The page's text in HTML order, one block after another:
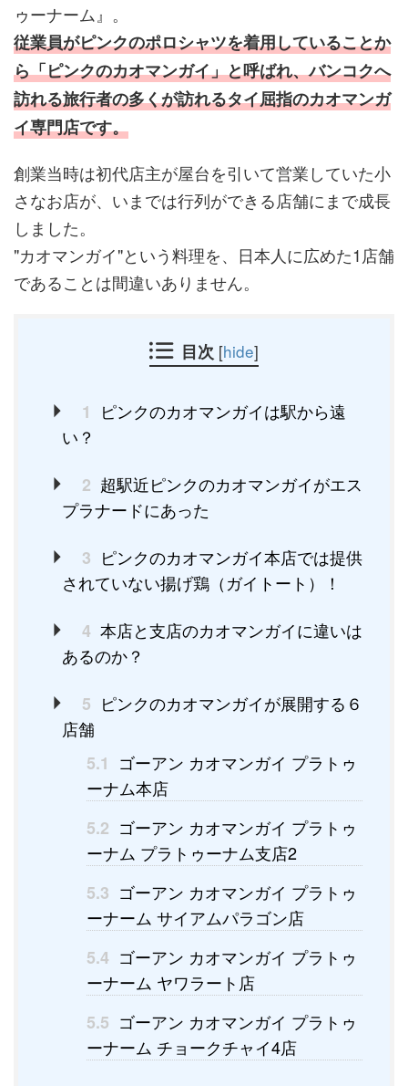
ゥーナーム』。
従業員がピンクのポロシャツを着用していることか
ら「ピンクのカオマンガイ」と呼ばれ、バンコクへ
訪れる旅行者の多くが訪れるタイ屈指のカオマンガ
イ専門店です。
創業当時は初代店主が屋台を引いて営業していた小
さなお店が、いまでは行列ができる店舗にまで成長
しました。
"カオマンガイ"という料理を、日本人に広めた1店舗
であることは間違いありません。
目次 [hide]
1
ピンクのカオマンガイは駅から遠
い？
2 超駅近ピンクのカオマンガイがエス
プラナードにあった
3 ピンクのカオマンガイ本店では提供
されていない揚げ鶏（ガイトート）！
4 本店と支店のカオマンガイに違いは
あるのか？
5 ピンクのカオマンガイが展開する６
店舗
5.1 ゴーアン カオマンガイ プラトゥ
ーナム本店
5.2 ゴーアン カオマンガイ プラトゥ
ーナム プラトゥーナム支店2
5.3 ゴーアン カオマンガイ プラトゥ
ーナーム サイアムパラゴン店
5.4 ゴーアン カオマンガイ プラトゥ
ーナーム ヤワラート店
5.5 ゴーアン カオマンガイ プラトゥ
ーナーム チョークチャイ4店